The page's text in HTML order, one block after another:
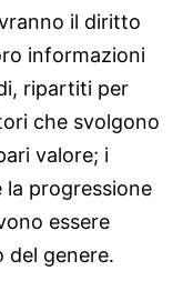
il diritto
informazioni
ripartiti per
che svolgono
valore; i
progressione
essere
genere.